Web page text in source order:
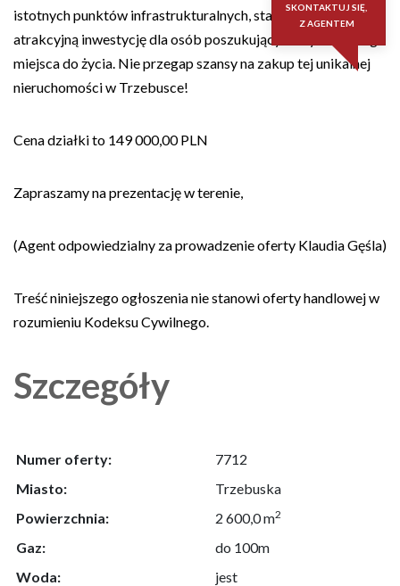
istotnych punktów infrastrukturalnych, stanowi ona
atrakcyjną inwestycję dla osób poszukujących wymarzonego
miejsca do życia. Nie przegap szansy na zakup tej unikalnej
nieruchomości w Trzebusce!
Cena działki to 149 000,00 PLN
Zapraszamy na prezentację w terenie,
(Agent odpowiedzialny za prowadzenie oferty Klaudia Gęśla)
Treść niniejszego ogłoszenia nie stanowi oferty handlowej w
rozumieniu Kodeksu Cywilnego.
Szczegóły
Numer oferty:
7712
Miasto:
Trzebuska
Powierzchnia:
2 600,0 m2
Gaz:
do 100m
Woda:
jest
SKONTAKTUJ SIĘ,
Z AGENTEM